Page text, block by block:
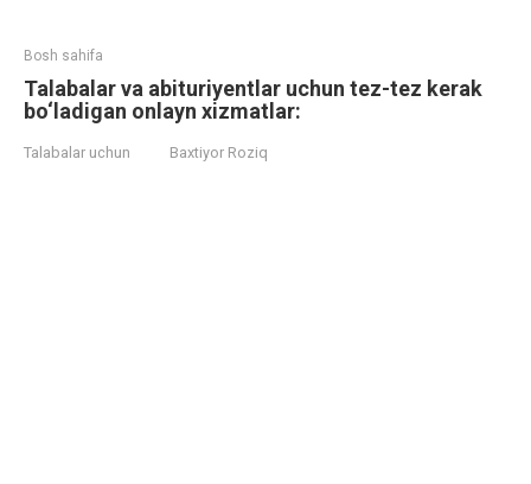
Bosh sahifa
Talabalar va abituriyentlar uchun tez-tez kerak
bo‘ladigan onlayn xizmatlar:
Talabalar uchun Baxtiyor Roziq